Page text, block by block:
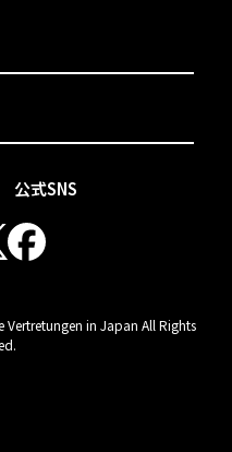
公式SNS
in Japan All Rights